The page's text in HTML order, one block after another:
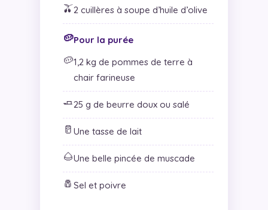
🫒2 cuillères à soupe d’huile d’olive
🥔Pour la purée
🥔1,2 kg de pommes de terre à
chair farineuse
🧈25 g de beurre doux ou salé
🥛 Une tasse de lait
🌰Une belle pincée de muscade
🧂 Sel et poivre